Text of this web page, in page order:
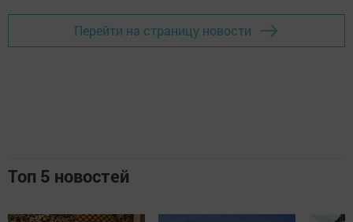
Перейти на страницу новости
Топ 5 новостей